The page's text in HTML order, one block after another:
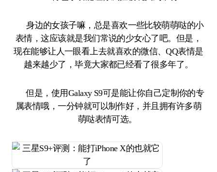
身边的女孩子嘛，总是喜欢一些比较萌萌哒的小
表情，这应该就是我们常说的少女心了吧。但是，
现在能够让人一眼看上去就喜欢的微信、QQ表情是
越来越少了，毕竟大家都已经看了很多年了。
但是，使用Galaxy S9可是能让你自己定制你的专
属表情哦，一分钟就可以制作好，并且拥有许多萌
萌哒表情可选。